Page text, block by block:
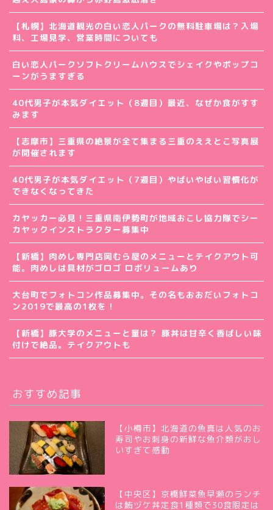
【札幌】北海道観光の白い恋人パークの無料駐車場は？入場
料、工場見学、営業時間についても
白い恋人パークソフトクリームハウスでシェイクやポップコ
ーンがうますぎる
40代男子が本気ダイエット（8週目）最近、なぜか食がすす
みます
【志摩市】三重県の絶景が全て集まる三重のええとこ写真展
が開催されます
40代男子が本気ダイエット（7週目）やばいやばい習慣化が
できなくなってきた
カヤッカー必見！三重県南伊勢町が地域おこし協力隊でシー
カヤックインストラクター募集中
【新橋】肉めし専門店岡むら屋のメニューとテイクアウト可
能。肉めしは具材がゴロゴ ロボリュームあり
大台町でフォトコン作品募集中。その名もおおだいフォトコ
ン2019で最高の1枚を！
【新橋】豚大学のメニューと量は？ 豚丼は甘辛く香ばしい味
付けで絶品。テイクアウトも
おすすめ記事
【小樽市】北海道の魚真は人気のお
寿司やお刺身の新鮮な魚介類がおし
いすぎて感動
【中央区】京橋鮮菜魚早瀬のランチ
は鮪ヅケ丼定食1種類で30食限定は